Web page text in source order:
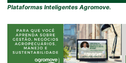
Plataformas Inteligentes Agromove.